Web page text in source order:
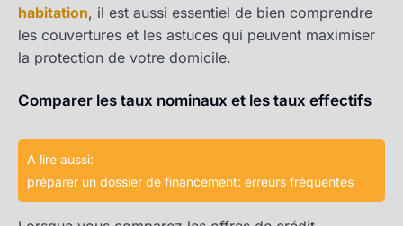
habitation, il est aussi essentiel de bien comprendre
les couvertures et les astuces qui peuvent maximiser
la protection de votre domicile.
Comparer les taux nominaux et les taux effectifs
A lire aussi:
préparer un dossier de financement: erreurs fréquentes